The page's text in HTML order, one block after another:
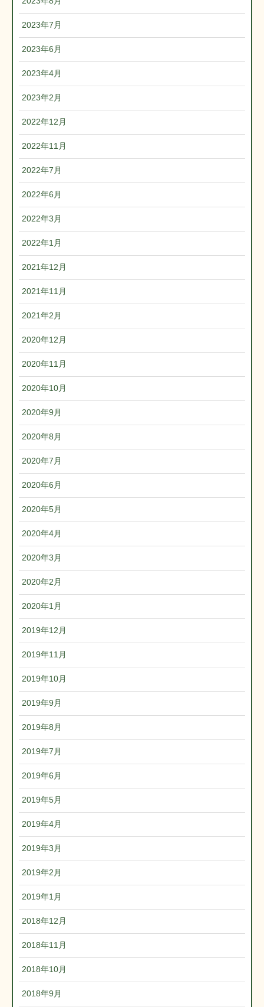
2023年7月
2023年6月
2023年4月
2023年2月
2022年12月
2022年11月
2022年7月
2022年6月
2022年3月
2022年1月
2021年12月
2021年11月
2021年2月
2020年12月
2020年11月
2020年10月
2020年9月
2020年8月
2020年7月
2020年6月
2020年5月
2020年4月
2020年3月
2020年2月
2020年1月
2019年12月
2019年11月
2019年10月
2019年9月
2019年8月
2019年7月
2019年6月
2019年5月
2019年4月
2019年3月
2019年2月
2019年1月
2018年12月
2018年11月
2018年10月
2018年9月